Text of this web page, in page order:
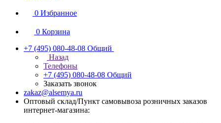
0 Избранное
0 Корзина
+7 (495) 080-48-08 Общий
Назад
Телефоны
+7 (495) 080-48-08 Общий
Заказать звонок
zakaz@alsemya.ru
Оптовый склад/Пункт самовывоза розничных заказов
интернет-магазина: